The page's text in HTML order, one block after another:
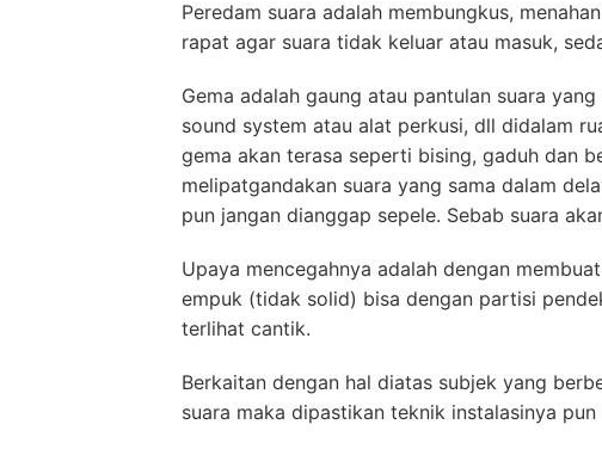
Peredam suara adalah membungkus,
rapat agar suara tidak keluar atau masuk,
Gema adalah gaung atau pantulan suara
sound system atau alat perkusi, dll didalam
gema akan terasa seperti bising, gaduh dan
melipatgandakan suara yang sama dalam
pun jangan dianggap sepele. Sebab suara
Upaya mencegahnya adalah dengan
empuk (tidak solid) bisa dengan partisi
terlihat cantik.
Berkaitan dengan hal diatas subjek yang
suara maka dipastikan teknik instalasinya pun